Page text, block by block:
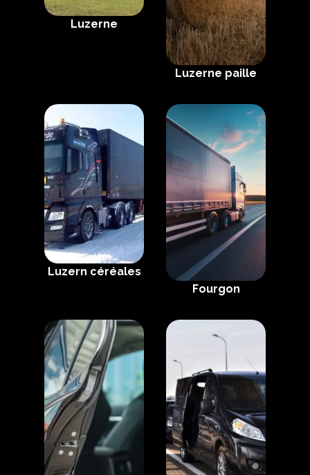
Luzerne
Luzerne paille
Luzern céréales
Fourgon